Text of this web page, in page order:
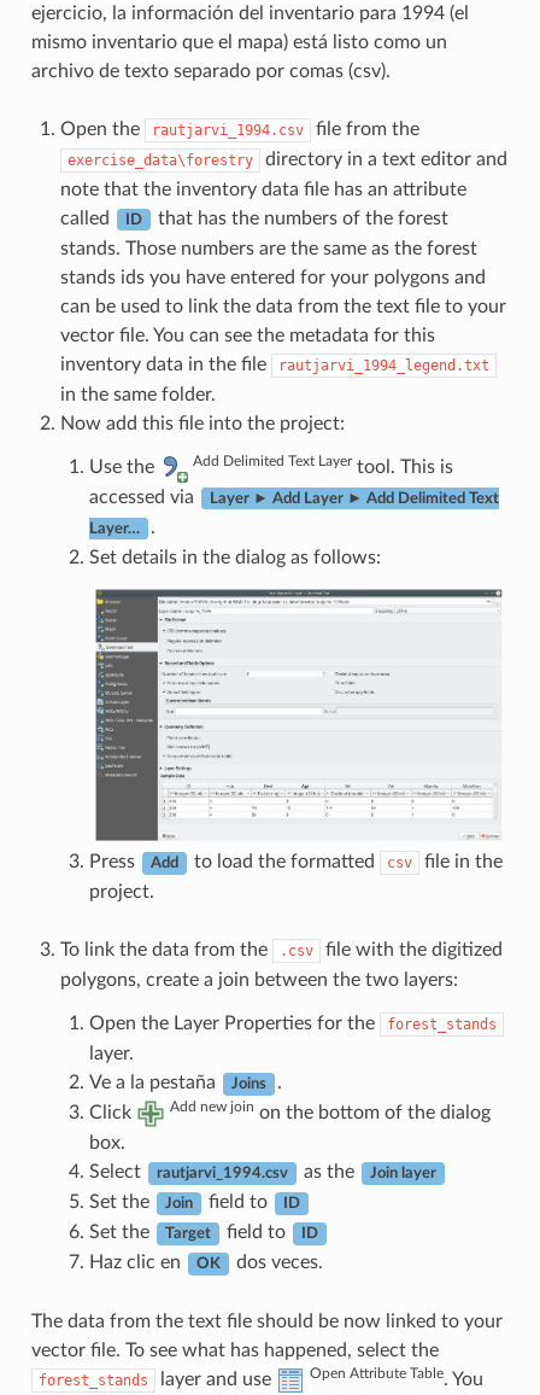
ejercicio, la información del inventario para 1994 (el
mismo inventario que el mapa) está listo como un
archivo de texto separado por comas (csv).
Open the rautjarvi_1994.csv file from the
exercise_data\forestry
directory in a text editor and
note that the inventory data file has an attribute
called
ID
that has the numbers of the forest
stands. Those numbers are the same as the forest
stands ids you have entered for your polygons and
can be used to link the data from the text file to your
vector file. You can see the metadata for this
inventory data in the file
rautjarvi_1994_legend.txt
in the same folder.
Now add this file into the project:
Use the Add Delimited Text Layer tool. This is
accessed via
Layer ► Add Layer ► Add Delimited Text
Layer…
.
Set details in the dialog as follows:
Press Add to load the formatted csv
file in the
project.
To link the data from the .csv
file with the digitized
polygons, create a join between the two layers:
Open the Layer Properties for the forest_stands
layer.
Ve a la pestaña
Joins
.
Click
Add new join on the bottom of the dialog
box.
Select
rautjarvi_1994.csv as the Join layer
Set the Join field to ID
Set the Target field to ID
Haz clic en OK dos veces.
The data from the text file should be now linked to your
vector file. To see what has happened, select the
forest_stands layer and use Open Attribute Table. You